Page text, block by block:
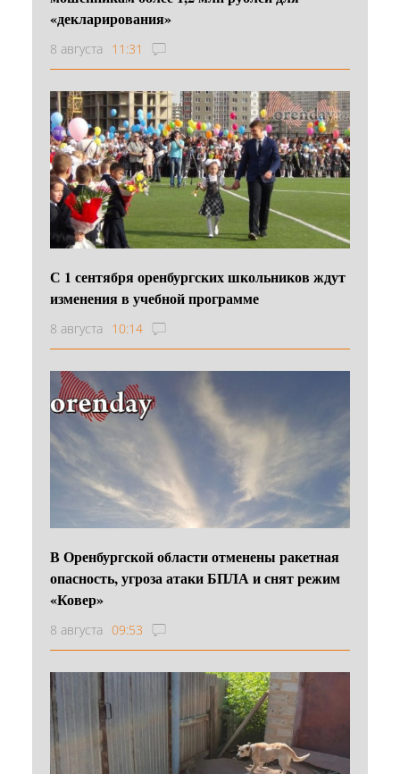
«декларирования»
8 августа 11:31
С 1 сентября оренбургских школьников ждут
изменения в учебной программе
8 августа 10:14
В Оренбургской области отменены ракетная
опасность, угроза атаки БПЛА и снят режим
«Ковер»
8 августа 09:53